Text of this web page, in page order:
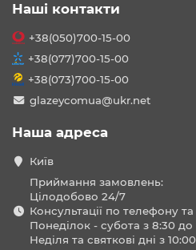
Наші контакти
+38(050)700-15-00
+38(077)700-15-00
+38(073)700-15-00
glazeycomua@ukr.net
Наша адреса
Київ
Приймання замовлень:
Цілодобово 24/7
Консультації по телефону
Понеділок - субота з 8:30 до
Неділя та святкові дні з